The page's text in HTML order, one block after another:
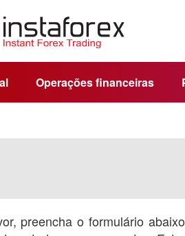
Operações financeiras
preencha o formulário